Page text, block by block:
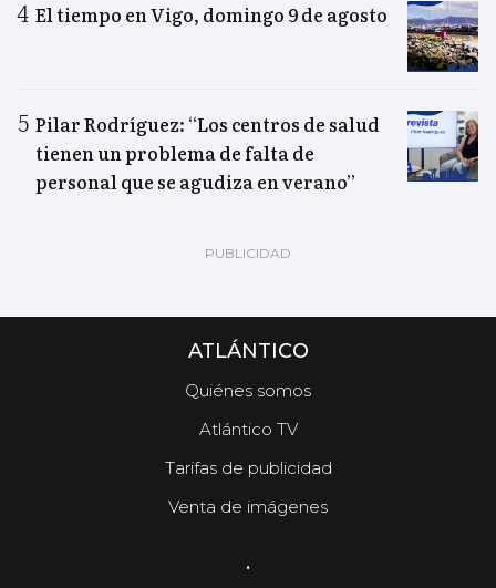
El tiempo en Vigo, domingo 9 de agosto
Pilar Rodríguez: “Los centros de salud
tienen un problema de falta de
personal que se agudiza en verano”
ATLÁNTICO
Quiénes somos
Atlántico TV
Tarifas de publicidad
Venta de imágenes
.